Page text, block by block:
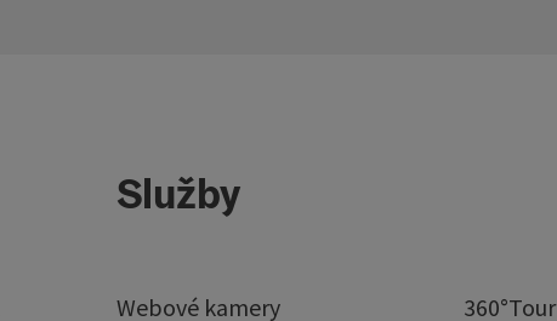
Služby
Webové kamery 360°Tour